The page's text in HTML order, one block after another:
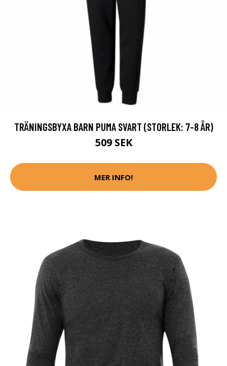
TRÄNINGSBYXA BARN PUMA SVART (STORLEK: 7-8 ÅR)
509 SEK
MER INFO!